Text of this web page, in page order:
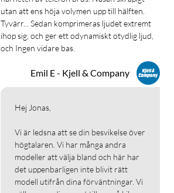
utan att ens höja volymen upp till hälften.
Tyvärr... Sedan komprimeras ljudet extremt
ihop sig, och ger ett odynamiskt otydlig ljud,
och Ingen vidare bas.
Emil E - Kjell & Company
Hej Jonas,
Vi är ledsna att se din besvikelse över
högtalaren. Vi har många andra
modeller att välja bland och här har
det uppenbarligen inte blivit rätt
modell utifrån dina förväntningar. Vi